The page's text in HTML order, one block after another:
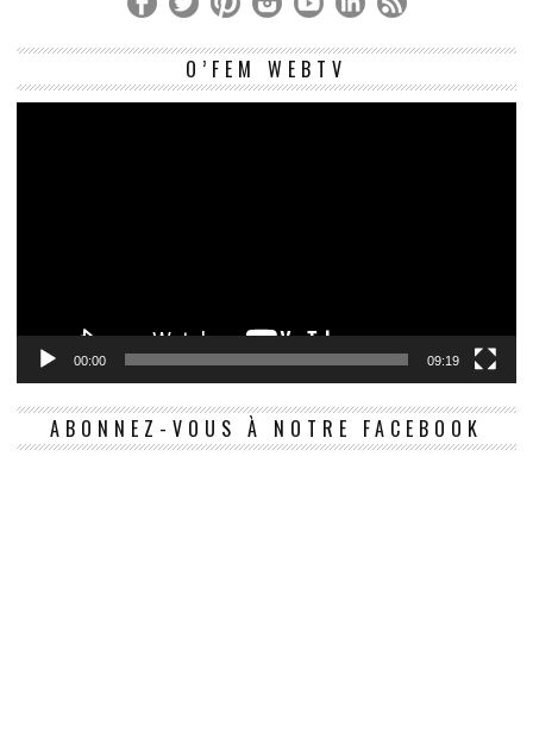
O’FEM WEBTV
00:00 09:19
ABONNEZ-VOUS À NOTRE FACEBOOK